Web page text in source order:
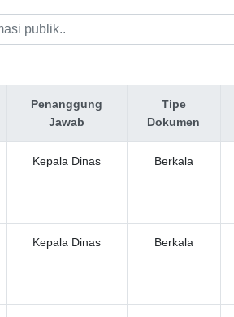
Penanggung
Jawab
Tipe
Dokumen
Kepala Dinas Berkala
Kepala Dinas Berkala